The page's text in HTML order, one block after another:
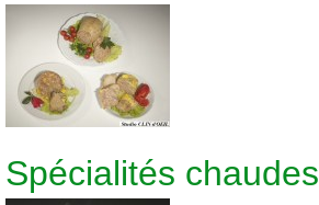
Spécialités chaudes